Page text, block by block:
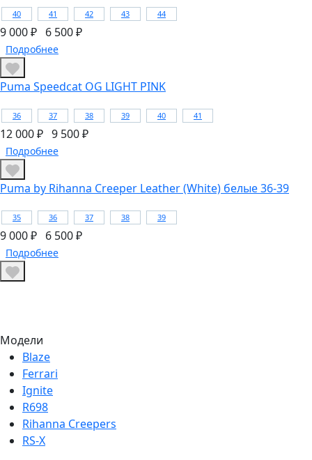
40 41 42 43 44
9 000 ₽ 6 500 ₽
Подробнее
Puma Speedcat OG LIGHT PINK
36 37 38 39 40 41
12 000 ₽ 9 500 ₽
Подробнее
Puma by Rihanna Creeper Leather (White) белые 36-39
35 36 37 38 39
9 000 ₽ 6 500 ₽
Подробнее
Модели
Blaze
Ferrari
Ignite
R698
Rihanna Creepers
RS-X